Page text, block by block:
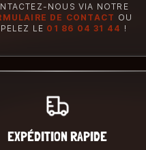
NOUS VIA NOTRE
DE CONTACT OU
LE 01 86 04 31 44 !
EXPÉDITION RAPIDE